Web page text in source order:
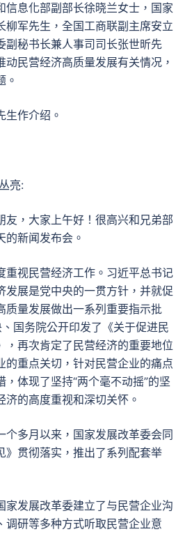
信息化部副部长徐晓兰女士，国家
柳军先生，全国工商联副主席安立
副秘书长兼人事司司长张世昕先
民营经济高质量发展有关情况，
。
生作介绍。
亮:
友，大家上午好！很高兴和兄弟部
的新闻发布会。
重视民营经济工作。习近平总书记
发展是党中央的一贯方针，并就促
质量发展做出一系列重要指示批
国务院公开印发了《关于促进民
，再次肯定了民营经济的重要地位
的重点关切，针对民营企业的痛点
体现了坚持“两个毫不动摇”的坚
的高度重视和深切关怀。
个多月以来，国家发展改革委会同
》贯彻落实，推出了系列配套举
家发展改革委建立了与民营企业沟
调研等多种方式听取民营企业意